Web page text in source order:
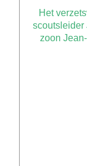
Het
scoutsleider
zoon